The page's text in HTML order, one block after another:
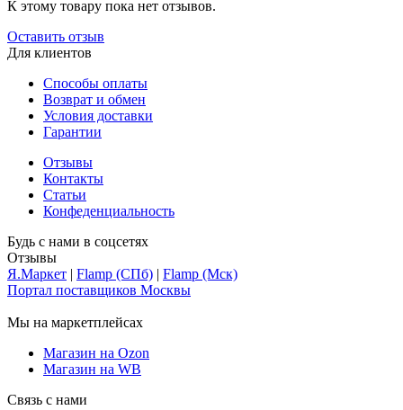
К этому товару пока нет отзывов.
Оставить отзыв
Для клиентов
Способы оплаты
Возврат и обмен
Условия доставки
Гарантии
Отзывы
Контакты
Статьи
Конфеденциальность
Будь с нами в соцсетях
Отзывы
Я.Маркет | Flamp (СПб) | Flamp (Мск)
Портал поставщиков Москвы
Мы на маркетплейсах
Магазин на Ozon
Магазин на WB
Связь с нами